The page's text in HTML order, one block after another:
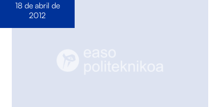
18 de abril de
2012